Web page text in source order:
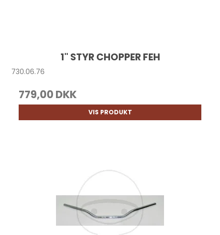
1" STYR CHOPPER FEH
730.06.76
779,00 DKK
VIS PRODUKT